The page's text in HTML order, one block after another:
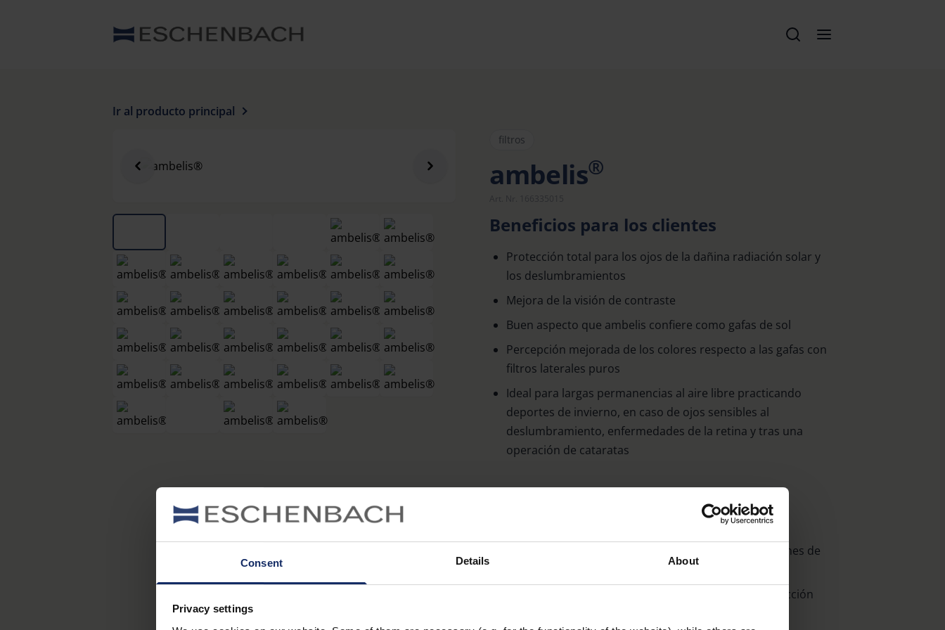
Consent Details About
Privacy settings
Ir al producto principal
filtros
ambelis®
Beneficios para los clientes
Protección total para los ojos de la dañina radiación solar y
los deslumbramientos
Mejora de la visión de contraste
Buen aspecto que ambelis confiere como gafas de sol
Percepción mejorada de los colores respecto a las gafas con
filtros laterales puros
Ideal para largas permanencias al aire libre practicando
deportes de invierno, en caso de ojos sensibles al
deslumbramiento, enfermedades de la retina y tras una
operación de cataratas
deslumbramiento mediante el bloqueo de las porciones de
luz de onda corta ricas en energía
Disponible en la variante de filtro apto para la conducción